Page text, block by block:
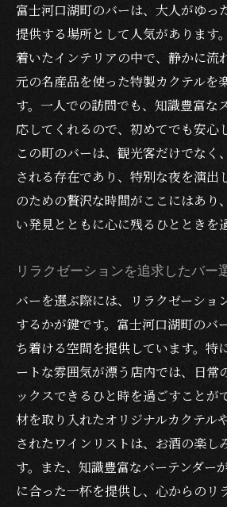
富士河口湖町のバーは、大人がゆっ
提供する場所として人気があります
着いたインテリアの中で、静かに流
元の名産品を使った特製カクテルを
す。一人での訪問でも、知識豊富な
応してくれるので、初めてでも安心
この町のバーは、観光客だけでなく
される存在であり、特別な夜を演出
のための贅沢な時間がここにはあり
い発見とともに心に残るひとときを
リラクゼーションを追求したバー
バーを選ぶ際には、リラクゼーショ
するかが鍵です。富士河口湖町のバ
ち着ける空間を提供しています。特
ートな雰囲気が漂う店内では、日常
ックスできるひと時を過ごすことが
材を取り入れたオリジナルカクテル
されたワインリストは、お酒の楽し
す。また、知識豊富なバーテンダー
に合った一杯を提供し、心からのリ